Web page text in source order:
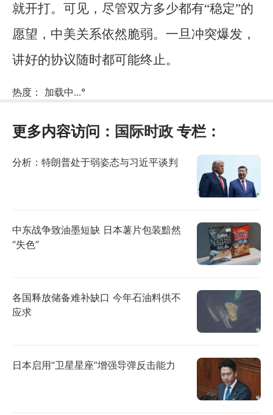
就开打。可见，尽管双方多少都有“稳定”的
愿望，中美关系依然脆弱。一旦冲突爆发，
讲好的协议随时都可能终止。
热度： 加载中...°
更多内容访问： 国际时政 专栏：
分析：特朗普处于弱姿态与习近平谈判
中东战争致油墨短缺 日本薯片包装黯然
“失色”
各国释放储备难补缺口 今年石油料供不
应求
日本启用“卫星星座”增强导弹反击能力